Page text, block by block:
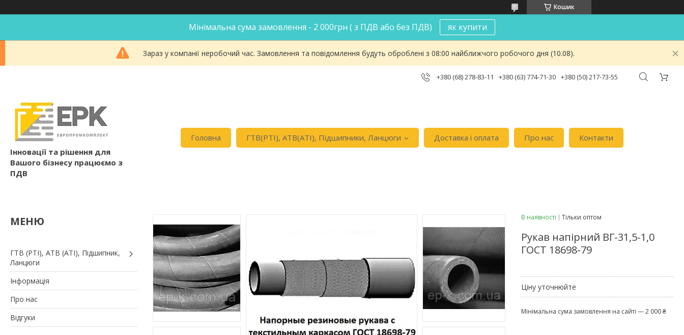
Кошик
Мінімальна сума замовлення - 2 000грн ( з ПДВ або без ПДВ) як купити
Зараз у компанії неробочий час. Замовлення та повідомлення будуть оброблені з 08:00 найближчого робочого дня (10.08).
+380 (68) 278-83-11 +380 (63) 774-71-30 +380 (50) 217-73-55
Інновації та рішення для
Вашого бізнесу працюємо з
ПДВ
Головна ГТВ(РТI), АТВ(АТI), Пiдшипники, Ланцюги Доставка i оплата Про нас Контакти
ГТВ (РТI), АТВ (АТI), Пiдшипник,
Ланцюги
Iнформація
Про нас
Вiдгуки
В наявності Тільки оптом
Рукав напірний ВГ-31,5-1,0
ГОСТ 18698-79
Ціну уточнюйте
Мінімальна сума замовлення на сайті — 2 000 ₴